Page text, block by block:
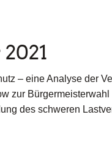
– eine Analyse der
zur Bürgermeisterwahl
des schweren